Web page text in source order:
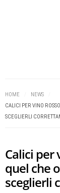
HOME NEWS
CALICI PER VINO
SCEGLIERLI
Calici per
quel che
sceglierli